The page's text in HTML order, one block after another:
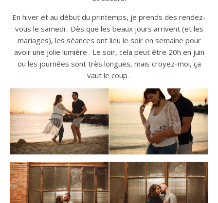
En hiver et au début du printemps, je prends des rendez-
vous le samedi . Dès que les beaux jours arrivent (et les
mariages), les séances ont lieu le soir en semaine pour
avoir une jolie lumière . Le soir, cela peut être 20h en juin
ou les journées sont très longues, mais croyez-moi, ça
vaut le coup .